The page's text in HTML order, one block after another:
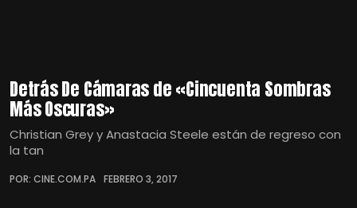
Detrás De Cámaras de «Cincuenta Sombras
Más Oscuras»
Christian Grey y Anastacia Steele están de regreso con
la tan
POR: CINE.COM.PA FEBRERO 3, 2017